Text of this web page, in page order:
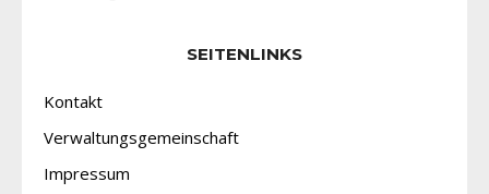
SEITENLINKS
Kontakt
Verwaltungsgemeinschaft
Impressum